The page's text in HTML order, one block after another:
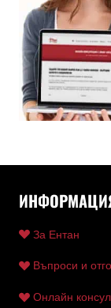
За Ентан
Въпроси и
Онлайн